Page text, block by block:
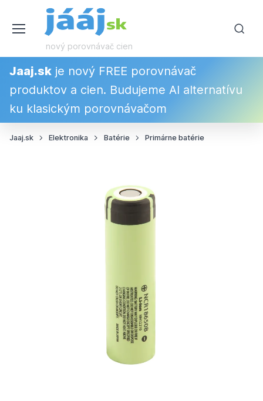
nový porovnávač cien
Jaaj.sk je nový FREE porovnávač
produktov a cien. Budujeme AI alternatívu
ku klasickým porovnávačom
Jaaj.sk Elektronika Batérie Primárne batérie